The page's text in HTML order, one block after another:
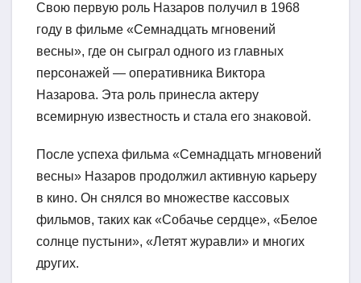
Свою первую роль Назаров получил в 1968
году в фильме «Семнадцать мгновений
весны», где он сыграл одного из главных
персонажей — оперативника Виктора
Назарова. Эта роль принесла актеру
всемирную известность и стала его знаковой.
После успеха фильма «Семнадцать мгновений
весны» Назаров продолжил активную карьеру
в кино. Он снялся во множестве кассовых
фильмов, таких как «Собачье сердце», «Белое
солнце пустыни», «Летят журавли» и многих
других.